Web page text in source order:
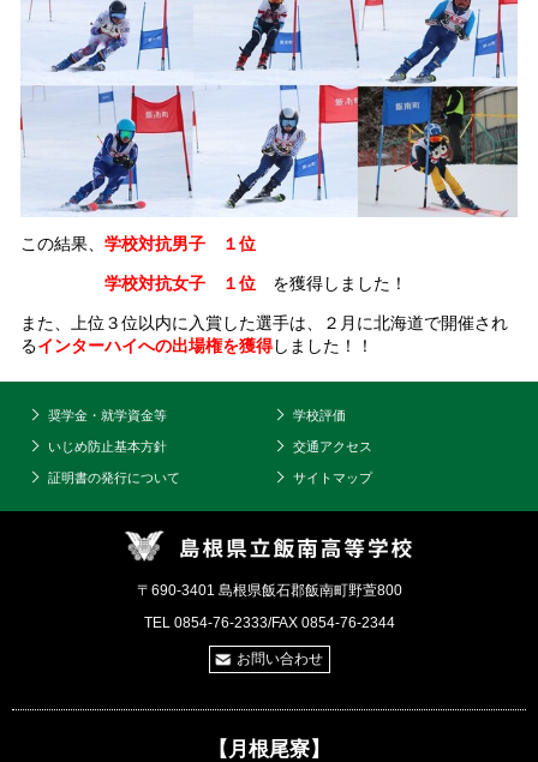
この結果、 学校対抗男子 １位
学校対抗女子 １位 を獲得しました！
また、上位３位以内に入賞した選手は、２月に北海道で開催され
るインターハイへの出場権を獲得しました！！
奨学金・就学資金等 学校評価
いじめ防止基本方針 交通アクセス
証明書の発行について サイトマップ
〒690-3401 島根県飯石郡飯南町野萱800
TEL 0854-76-2333/FAX 0854-76-2344
お問い合わせ
【月根尾寮】